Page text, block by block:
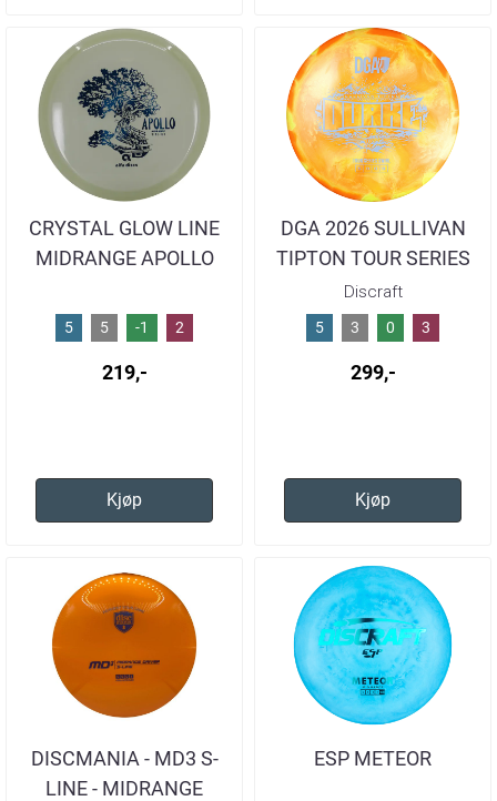
CRYSTAL GLOW LINE
MIDRANGE APOLLO
5 5 -1 2
219,-
Kjøp
DGA 2026 SULLIVAN
TIPTON TOUR SERIES
QUAKE
Discraft
5 3 0 3
299,-
Kjøp
DISCMANIA - MD3 S-
LINE - MIDRANGE
ESP METEOR